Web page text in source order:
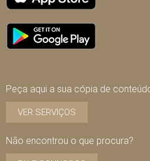
Peça aqui a sua cópia de
VER SERVIÇOS
Não encontrou o que procura?